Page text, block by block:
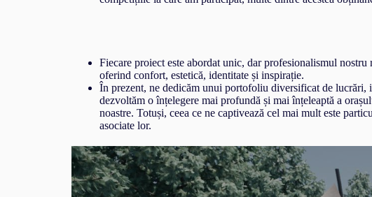
Fiecare proiect este abordat unic, dar profesionalismul nostru
oferind confort, estetică, identitate și inspirație.
În prezent, ne dedicăm unui portofoliu diversificat de lucrări,
dezvoltăm o înțelegere mai profundă și mai înțeleaptă a
noastre. Totuși, ceea ce ne captivează cel mai mult este
asociate lor.